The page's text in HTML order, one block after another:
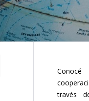
través